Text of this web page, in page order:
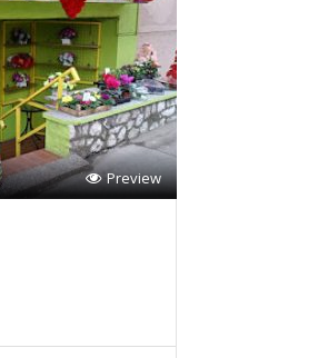
Preview